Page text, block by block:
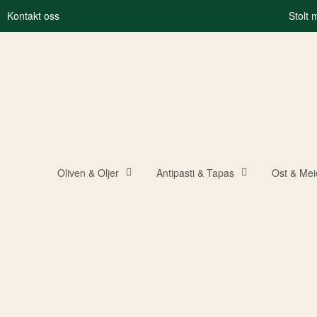
Kontakt oss Stolt
Oliven & Oljer Antipasti & Tapas Ost &